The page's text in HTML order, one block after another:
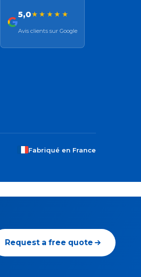
5,0★★★★★
Avis clients sur Google
Fabriqué en France
Request a free quote